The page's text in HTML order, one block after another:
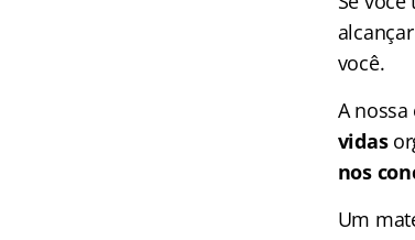
você.
A
vidas
nos
Um